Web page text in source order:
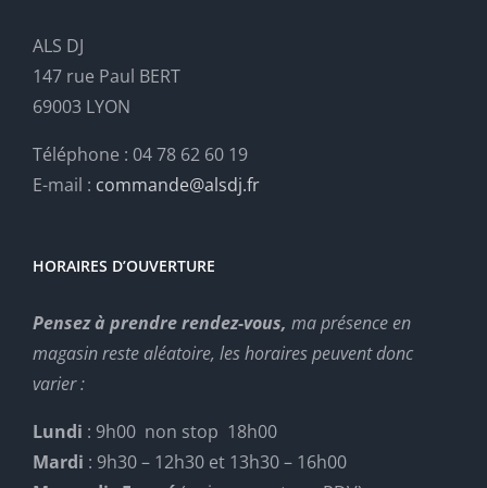
ALS DJ
147 rue Paul BERT
69003 LYON
Téléphone : 04 78 62 60 19
E-mail : commande@alsdj.fr
HORAIRES D’OUVERTURE
Pensez à prendre rendez-vous, ma présence en
magasin reste aléatoire, les horaires peuvent donc
varier :
Lundi : 9h00 non stop 18h00
Mardi : 9h30 – 12h30 et 13h30 – 16h00